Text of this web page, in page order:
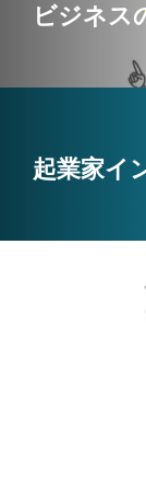
ビジネス
起業家イ